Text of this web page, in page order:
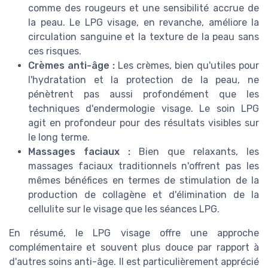
comme des rougeurs et une sensibilité accrue de
la peau. Le LPG visage, en revanche, améliore la
circulation sanguine et la texture de la peau sans
ces risques.
Crèmes anti-âge : Les crèmes, bien qu'utiles pour
l'hydratation et la protection de la peau, ne
pénètrent pas aussi profondément que les
techniques d'endermologie visage. Le soin LPG
agit en profondeur pour des résultats visibles sur
le long terme.
Massages faciaux : Bien que relaxants, les
massages faciaux traditionnels n'offrent pas les
mêmes bénéfices en termes de stimulation de la
production de collagène et d'élimination de la
cellulite sur le visage que les séances LPG.
En résumé, le LPG visage offre une approche
complémentaire et souvent plus douce par rapport à
d'autres soins anti-âge. Il est particulièrement apprécié